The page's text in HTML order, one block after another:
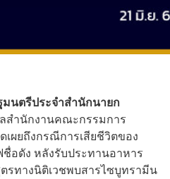
นตรีประจำสำนักนายก
สำนักงานคณะกรรมการ
ผยถึงกรณีการเสียชีวิตของ
อดัง หลังรับประทานอาหาร
รทางนิติเวชพบสารไซบูทรามีน